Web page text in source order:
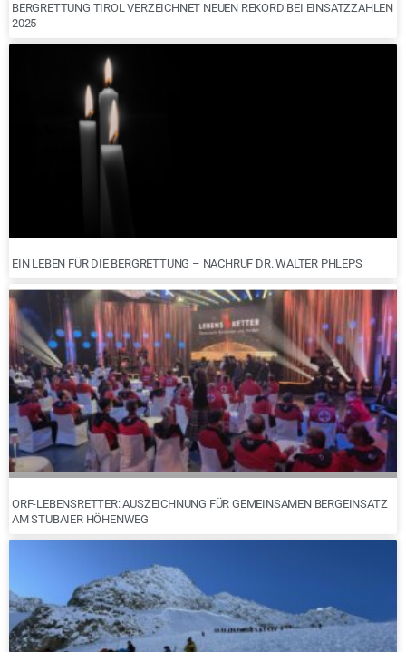
BERGRETTUNG TIROL VERZEICHNET NEUEN REKORD BEI EINSATZZAHLEN
2025
EIN LEBEN FÜR DIE BERGRETTUNG – NACHRUF DR. WALTER PHLEPS
ORF-LEBENSRETTER: AUSZEICHNUNG FÜR GEMEINSAMEN BERGEINSATZ
AM STUBAIER HÖHENWEG